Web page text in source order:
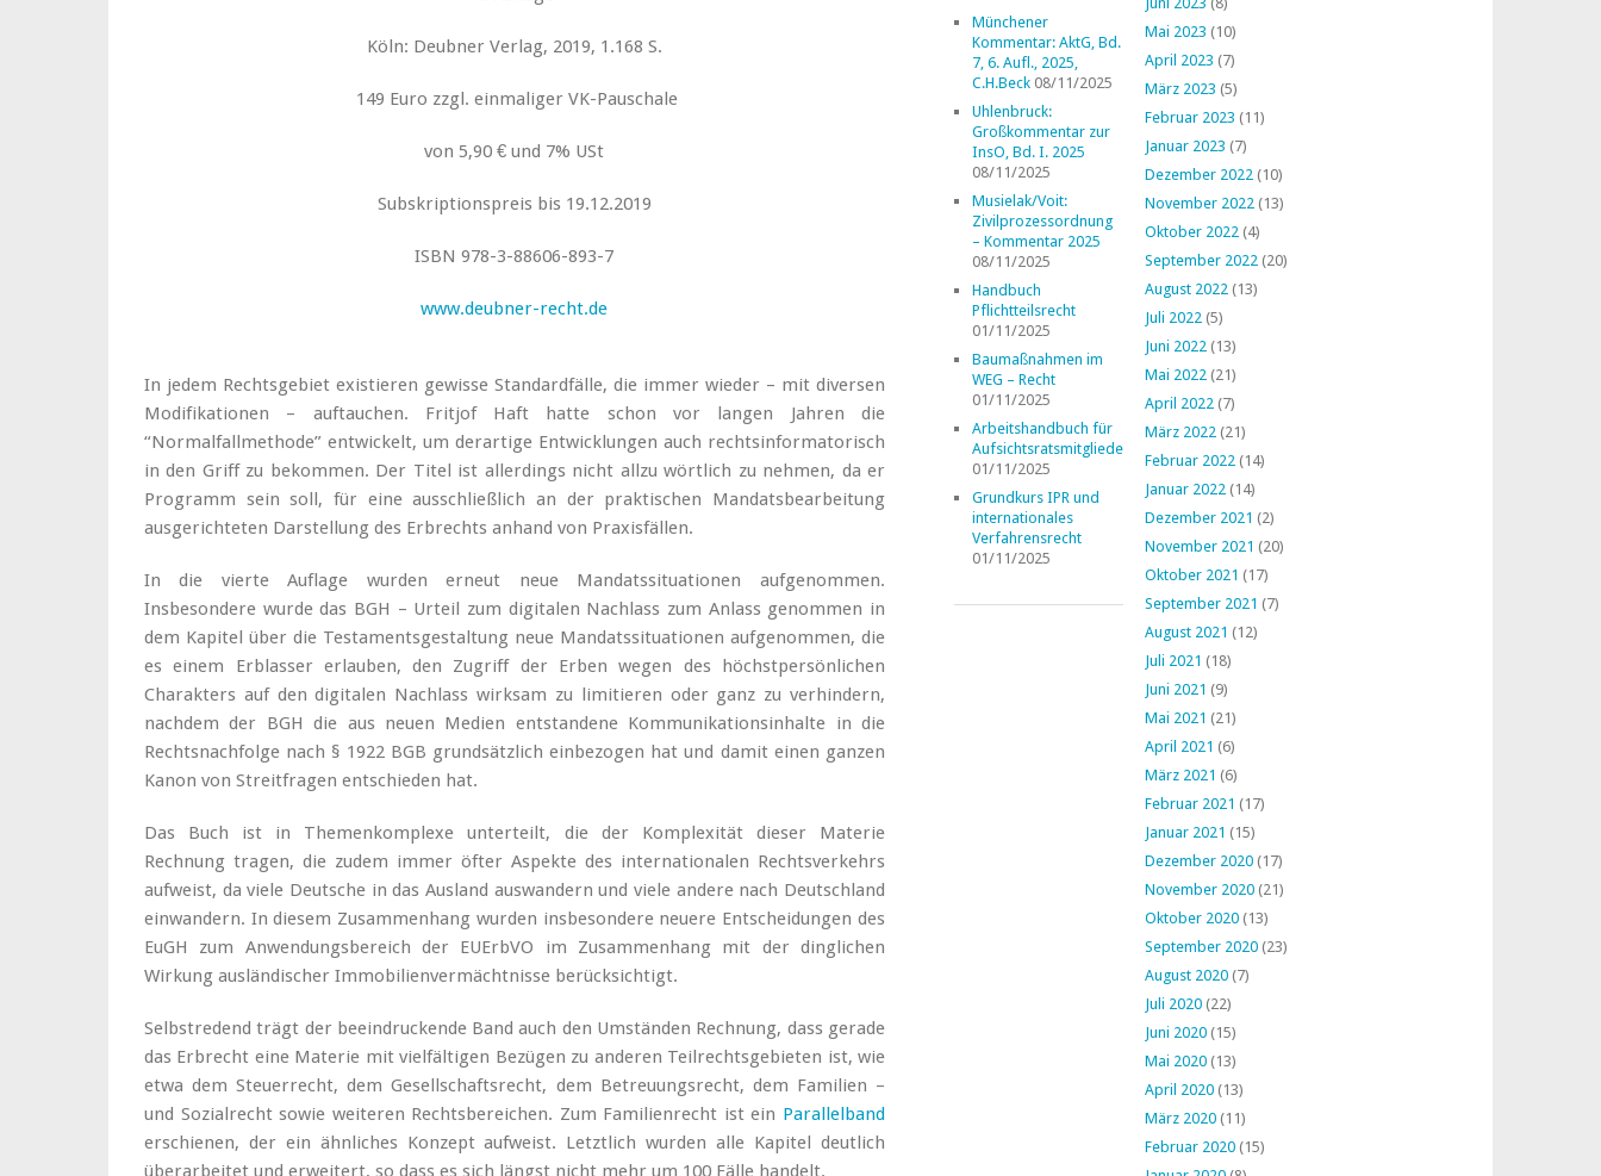
Köln: Deubner Verlag, 2019, 1.168 S.
149 Euro zzgl. einmaliger VK-Pauschale
von 5,90 € und 7% USt
Subskriptionspreis bis 19.12.2019
ISBN 978-3-88606-893-7
www.deubner-recht.de
In jedem Rechtsgebiet existieren gewisse Standardfälle, die immer wieder – mit diversen
Modifikationen – auftauchen. Fritjof Haft hatte schon vor langen Jahren die
“Normalfallmethode” entwickelt, um derartige Entwicklungen auch rechtsinformatorisch
in den Griff zu bekommen. Der Titel ist allerdings nicht allzu wörtlich zu nehmen, da er
Programm sein soll, für eine ausschließlich an der praktischen Mandatsbearbeitung
ausgerichteten Darstellung des Erbrechts anhand von Praxisfällen.
In die vierte Auflage wurden erneut neue Mandatssituationen aufgenommen.
Insbesondere wurde das BGH – Urteil zum digitalen Nachlass zum Anlass genommen in
dem Kapitel über die Testamentsgestaltung neue Mandatssituationen aufgenommen, die
es einem Erblasser erlauben, den Zugriff der Erben wegen des höchstpersönlichen
Charakters auf den digitalen Nachlass wirksam zu limitieren oder ganz zu verhindern,
nachdem der BGH die aus neuen Medien entstandene Kommunikationsinhalte in die
Rechtsnachfolge nach § 1922 BGB grundsätzlich einbezogen hat und damit einen ganzen
Kanon von Streitfragen entschieden hat.
Das Buch ist in Themenkomplexe unterteilt, die der Komplexität dieser Materie
Rechnung tragen, die zudem immer öfter Aspekte des internationalen Rechtsverkehrs
aufweist, da viele Deutsche in das Ausland auswandern und viele andere nach Deutschland
einwandern. In diesem Zusammenhang wurden insbesondere neuere Entscheidungen des
EuGH zum Anwendungsbereich der EUErbVO im Zusammenhang mit der dinglichen
Wirkung ausländischer Immobilienvermächtnisse berücksichtigt.
Selbstredend trägt der beeindruckende Band auch den Umständen Rechnung, dass gerade
das Erbrecht eine Materie mit vielfältigen Bezügen zu anderen Teilrechtsgebieten ist, wie
etwa dem Steuerrecht, dem Gesellschaftsrecht, dem Betreuungsrecht, dem Familien –
und Sozialrecht sowie weiteren Rechtsbereichen. Zum Familienrecht ist ein Parallelband
erschienen, der ein ähnliches Konzept aufweist. Letztlich wurden alle Kapitel deutlich
überarbeitet und erweitert, so dass es sich längst nicht mehr um 100 Fälle handelt.
Münchener
Kommentar: AktG, Bd.
7, 6. Aufl., 2025,
C.H.Beck 08/11/2025
Uhlenbruck:
Großkommentar zur
InsO, Bd. I. 2025
08/11/2025
Musielak/Voit:
Zivilprozessordnung
– Kommentar 2025
08/11/2025
Handbuch
Pflichtteilsrecht
01/11/2025
Baumaßnahmen im
WEG – Recht
01/11/2025
Arbeitshandbuch für
Aufsichtsratsmitglieder
01/11/2025
Grundkurs IPR und
internationales
Verfahrensrecht
01/11/2025
Mai 2023 (10)
April 2023 (7)
März 2023 (5)
Februar 2023 (11)
Januar 2023 (7)
Dezember 2022 (10)
November 2022 (13)
Oktober 2022 (4)
September 2022 (20)
August 2022 (13)
Juli 2022 (5)
Juni 2022 (13)
Mai 2022 (21)
April 2022 (7)
März 2022 (21)
Februar 2022 (14)
Januar 2022 (14)
Dezember 2021 (2)
November 2021 (20)
Oktober 2021 (17)
September 2021 (7)
August 2021 (12)
Juli 2021 (18)
Juni 2021 (9)
Mai 2021 (21)
April 2021 (6)
März 2021 (6)
Februar 2021 (17)
Januar 2021 (15)
Dezember 2020 (17)
November 2020 (21)
Oktober 2020 (13)
September 2020 (23)
August 2020 (7)
Juli 2020 (22)
Juni 2020 (15)
Mai 2020 (13)
April 2020 (13)
März 2020 (11)
Februar 2020 (15)